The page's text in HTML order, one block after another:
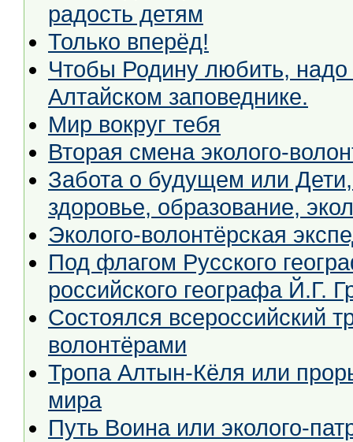
радость детям
Только вперёд!
Чтобы Родину любить, надо её знать, или
Алтайском заповеднике.
Мир вокруг тебя
Вторая смена эколого-
Забота о будущем или Дети, молодёжь и окружающая среда:
здоровье, образование,
Эколого-волонтёрская
Под флагом Русского
российского географа Й.Г.
Состоялся всероссийский
волонтёрами
Тропа Алтын-Кёля или
мира
Путь Воина или эколого-